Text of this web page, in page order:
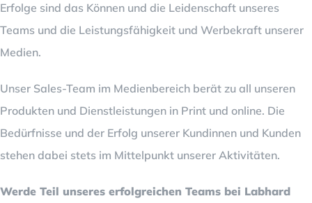
Erfolge sind das Können und die Leidenschaft unseres
Teams und die Leistungsfähigkeit und Werbekraft unserer
Medien.
Unser Sales-Team im Medienbereich berät zu all unseren
Produkten und Dienstleistungen in Print und online. Die
Bedürfnisse und der Erfolg unserer Kundinnen und Kunden
stehen dabei stets im Mittelpunkt unserer Aktivitäten.
Werde Teil unseres erfolgreichen Teams bei Labhard